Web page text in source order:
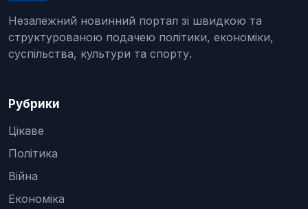
Незалежний новинний портал зі швидкою та
структурованою подачею політики, економіки,
суспільства, культури та спорту.
Рубрики
Цікаве
Політика
Війна
Економіка